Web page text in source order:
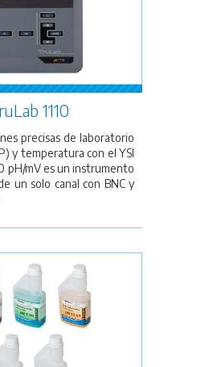
1110
precisas de laboratorio
y temperatura con el YSI
pH/mV es un instrumento
un solo canal con BNC y